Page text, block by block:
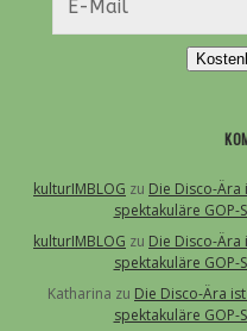
kulturIMBLOG zu Die Disco-Ära
spektakuläre GOP-
kulturIMBLOG zu Die Disco-Ära
spektakuläre GOP-
Katharina zu Die Disco-Ära
spektakuläre GOP-